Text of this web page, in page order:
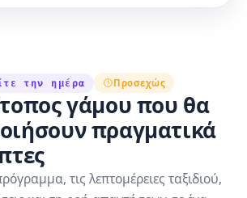
την ημέρα Προσεχώς
γάμου που θα
πραγματικά
τις λεπτομέρειες ταξιδιού,